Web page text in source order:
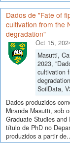
Dados de "Fate of
cultivation from the
degradation"
Oct 15,
Masutti,
2023,
cultivation
SoilData,
Dados produzidos
Miranda Masutti, sob
Graduate Studies and
título de PhD no
produzidos a partir